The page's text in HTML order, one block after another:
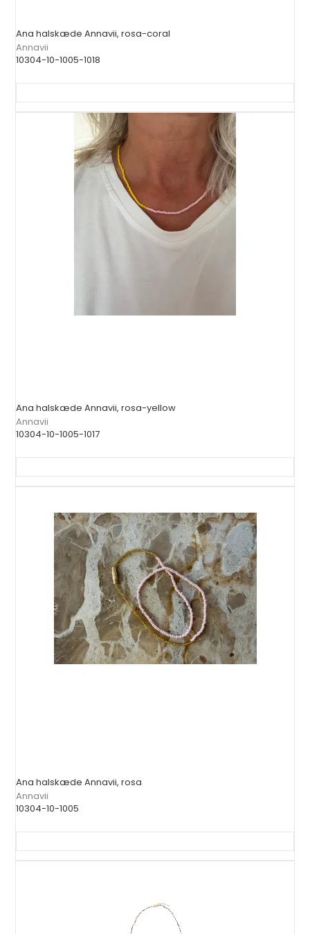
Ana halskæde Annavii, rosa-coral
Annavii
10304-10-1005-1018
Ana halskæde Annavii, rosa-yellow
Annavii
10304-10-1005-1017
Ana halskæde Annavii, rosa
Annavii
10304-10-1005